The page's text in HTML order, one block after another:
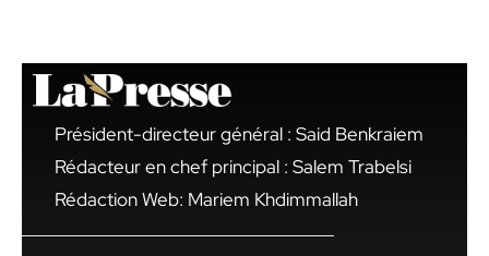
Président-directeur général : Said Benkraiem
Rédacteur en chef principal : Salem Trabelsi
Rédaction Web: Mariem Khdimmallah